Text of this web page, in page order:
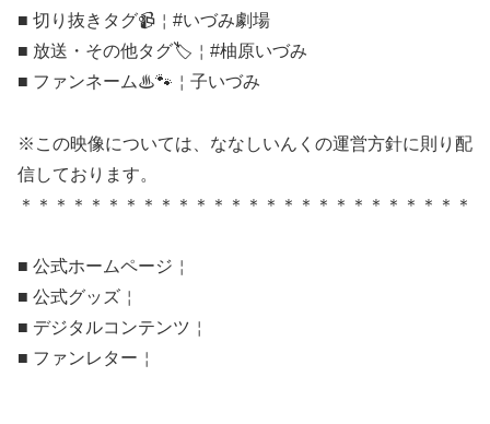
■ 切り抜きタグ📹￤#いづみ劇場
■ 放送・その他タグ🏷️￤#柚原いづみ
■ ファンネーム♨🐾￤子いづみ
※この映像については、ななしいんくの運営方針に則り配
信しております。
＊＊＊＊＊＊＊＊＊＊＊＊＊＊＊＊＊＊＊＊＊＊＊＊＊＊
■ 公式ホームページ￤
■ 公式グッズ￤
■ デジタルコンテンツ￤
■ ファンレター￤